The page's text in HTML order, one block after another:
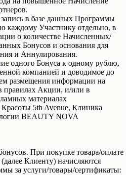
запись в базе данных Программы
каждому Участнику отдельно, в
о количестве Начисленных/
Бонусов и основания для
и Аннулирования.
одного Бонуса к одному рублю,
компанией и доводимое до
размещения информации на
Акции, и/или в
материалах
Красоты 5th Avenue, Клиника
BEAUTY NOVA
При покупке товара/оплате
Клиенту) начисляются
за услуги/товары/сертификаты: